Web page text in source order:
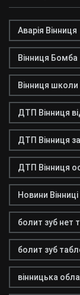
Аварія Вінниця
Вінниця Бомба
Вінниця школи
ДТП Вінниця
ДТП Вінниця
ДТП Вінниця
Новини Вінниці
болит зуб нет
болит зуб
вінницька